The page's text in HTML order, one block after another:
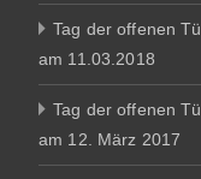
Tag der offenen
am 11.03.2018
Tag der offenen
am 12. März 2017